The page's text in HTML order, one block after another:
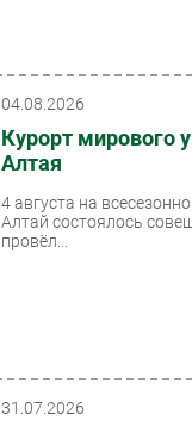
04.08.2026
Курорт мирового
Алтая
4 августа на
Алтай состоялось
провёл...
31.07.2026